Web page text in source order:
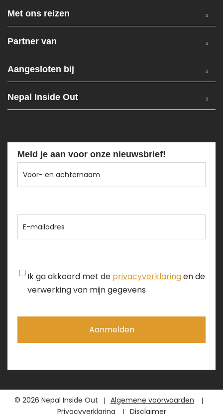
Met ons reizen
Partner van
Aangesloten bij
Nepal Inside Out
Meld je aan voor onze nieuwsbrief!
Instemming
Ik ga akkoord met de privacyverklaringen de
verwerking van mijn gegevens
© 2026 Nepal Inside Out
Algemene voorwaarden
Privacyverklaring
Disclaimer